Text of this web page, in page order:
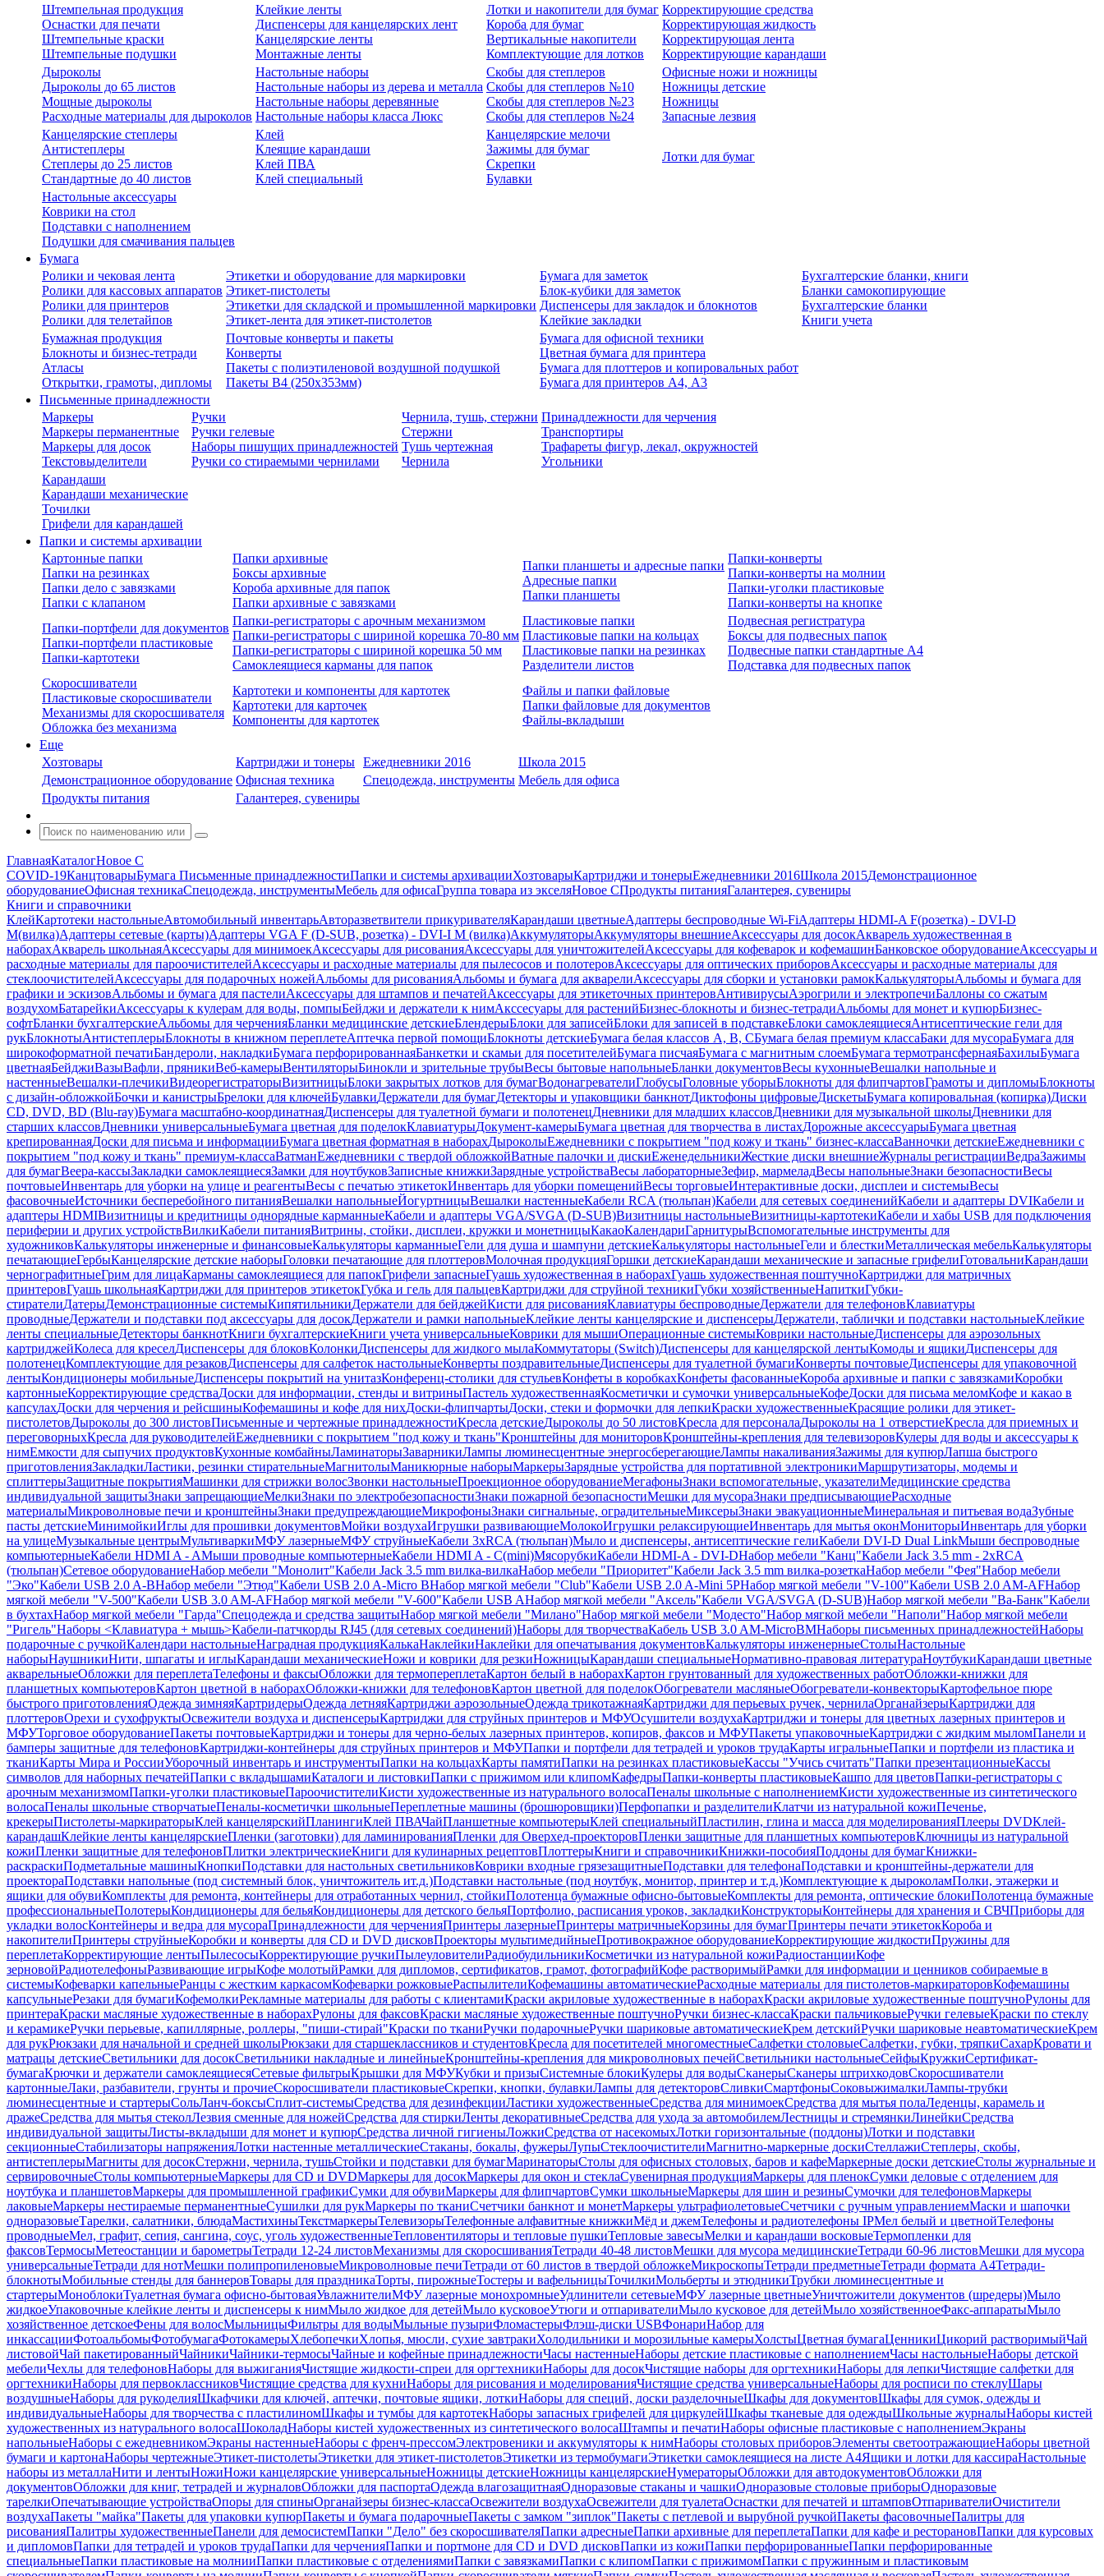
Штемпельная продукция
Оснастки для печати
Штемпельные краски
Штемпельные подушки
Клейкие ленты
Диспенсеры для канцелярских лент
Канцелярские ленты
Монтажные ленты
Лотки и накопители для бумаг
Короба для бумаг
Вертикальные накопители
Комплектующие для лотков
Корректирующие средства
Корректирующая жидкость
Корректирующая лента
Корректирующие карандаши
Дыроколы
Дыроколы до 65 листов
Мощные дыроколы
Расходные материалы для дыроколов
Настольные наборы
Настольные наборы из дерева и металла
Настольные наборы деревянные
Настольные наборы класса Люкс
Скобы для степлеров
Скобы для степлеров №10
Скобы для степлеров №23
Скобы для степлеров №24
Офисные ножи и ножницы
Ножницы детские
Ножницы
Запасные лезвия
Канцелярские степлеры
Антистеплеры
Степлеры до 25 листов
Стандартные до 40 листов
Клей
Клеящие карандаши
Клей ПВА
Клей специальный
Канцелярские мелочи
Зажимы для бумаг
Скрепки
Булавки
Лотки для бумаг
Настольные аксессуары
Коврики на стол
Подставки с наполнением
Подушки для смачивания пальцев
Бумага
Ролики и чековая лента
Ролики для кассовых аппаратов
Ролики для принтеров
Ролики для телетайпов
Этикетки и оборудование для маркировки
Этикет-пистолеты
Этикетки для складской и промышленной маркировки
Этикет-лента для этикет-пистолетов
Бумага для заметок
Блок-кубики для заметок
Диспенсеры для закладок и блокнотов
Клейкие закладки
Бухгалтерские бланки, книги
Бланки самокопирующие
Бухгалтерские бланки
Книги учета
Бумажная продукция
Блокноты и бизнес-тетради
Атласы
Открытки, грамоты, дипломы
Почтовые конверты и пакеты
Конверты
Пакеты с полиэтиленовой воздушной подушкой
Пакеты В4 (250х353мм)
Бумага для офисной техники
Цветная бумага для принтера
Бумага для плоттеров и копировальных работ
Бумага для принтеров А4, А3
Письменные принадлежности
Маркеры
Маркеры перманентные
Маркеры для досок
Текстовыделители
Ручки
Ручки гелевые
Наборы пишущих принадлежностей
Ручки со стираемыми чернилами
Чернила, тушь, стержни
Стержни
Тушь чертежная
Чернила
Принадлежности для черчения
Транспортиры
Трафареты фигур, лекал, окружностей
Угольники
Карандаши
Карандаши механические
Точилки
Грифели для карандашей
Папки и системы архивации
Картонные папки
Папки на резинках
Папки дело с завязками
Папки с клапаном
Папки архивные
Боксы архивные
Короба архивные для папок
Папки архивные с завязками
Папки планшеты и адресные папки
Адресные папки
Папки планшеты
Папки-конверты
Папки-конверты на молнии
Папки-уголки пластиковые
Папки-конверты на кнопке
Папки-портфели для документов
Папки-портфели пластиковые
Папки-картотеки
Папки-регистраторы с арочным механизмом
Папки-регистраторы с шириной корешка 70-80 мм
Папки-регистраторы с шириной корешка 50 мм
Самоклеящиеся карманы для папок
Пластиковые папки
Пластиковые папки на кольцах
Пластиковые папки на резинках
Разделители листов
Подвесная регистратура
Боксы для подвесных папок
Подвесные папки стандартные А4
Подставка для подвесных папок
Скоросшиватели
Пластиковые скоросшиватели
Механизмы для скоросшивателя
Обложка без механизма
Картотеки и компоненты для картотек
Картотеки для карточек
Компоненты для картотек
Файлы и папки файловые
Папки файловые для документов
Файлы-вкладыши
Еще
Хозтовары
Картриджи и тонеры Ежедневники 2016
Школа 2015
Демонстрационное оборудование Офисная техника Спецодежда, инструменты Мебель для офиса
Продукты питания
Галантерея, сувениры
ГлавнаяКаталогНовое С
COVID-19КанцтоварыБумага Письменные принадлежностиПапки и системы архивацииХозтоварыКартриджи и тонерыЕжедневники 2016Школа 2015Демонстрационное
оборудованиеОфисная техникаСпецодежда, инструментыМебель для офисаГруппа товара из экселяНовое СПродукты питанияГалантерея, сувениры
Книги и справочники
КлейКартотеки настольныеАвтомобильный инвентарьАвторазветвители прикуривателяКарандаши цветныеАдаптеры беспроводные Wi-FiАдаптеры HDMI-A F(розетка) - DVI-D
M(вилка)Адаптеры сетевые (карты)Адаптеры VGA F (D-SUB, розетка) - DVI-I M (вилка)АккумуляторыАккумуляторы внешниеАксессуары для досокАкварель художественная в
наборахАкварель школьнаяАксессуары для минимоекАксессуары для рисованияАксессуары для уничтожителейАксессуары для кофеварок и кофемашинБанковское оборудованиеАксессуары и
расходные материалы для пароочистителейАксессуары и расходные материалы для пылесосов и полотеровАксессуары для оптических приборовАксессуары и расходные материалы для
стеклоочистителейАксессуары для подарочных ножейАльбомы для рисованияАльбомы и бумага для акварелиАксессуары для сборки и установки рамокКалькуляторыАльбомы и бумага для
графики и эскизовАльбомы и бумага для пастелиАксессуары для штампов и печатейАксессуары для этикеточных принтеровАнтивирусыАэрогрили и электропечиБаллоны со сжатым
воздухомБатарейкиАксессуары к кулерам для воды, помпыБейджи и держатели к нимАкссесуары для растенийБизнес-блокноты и бизнес-тетрадиАльбомы для монет и купюрБизнес-
софтБланки бухгалтерскиеАльбомы для черченияБланки медицинские детскиеБлендерыБлоки для записейБлоки для записей в подставкеБлоки самоклеящиесяАнтисептические гели для
рукБлокнотыАнтистеплерыБлокноты в книжном переплетеАптечка первой помощиБлокноты детскиеБумага белая классов А, В, СБумага белая премиум классаБаки для мусораБумага для
широкоформатной печатиБандероли, накладкиБумага перфорированнаяБанкетки и скамьи для посетителейБумага писчаяБумага с магнитным слоемБумага термотрансфернаяБахилыБумага
цветнаяБейджиВазыВафли, пряникиВеб-камерыВентиляторыБинокли и зрительные трубыВесы бытовые напольныеБланки документовВесы кухонныеВешалки напольные и
настенныеВешалки-плечикиВидеорегистраторыВизитницыБлоки закрытых лотков для бумагВодонагревателиГлобусыГоловные уборыБлокноты для флипчартовГрамоты и дипломыБлокноты
с дизайн-обложкойБочки и канистрыБрелоки для ключейБулавкиДержатели для бумагДетекторы и упаковщики банкнотДиктофоны цифровыеДискетыБумага копировальная (копирка)Диски
CD, DVD, BD (Blu-ray)Бумага масштабно-координатнаяДиспенсеры для туалетной бумаги и полотенецДневники для младших классовДневники для музыкальной школыДневники для
старших классовДневники универсальныеБумага цветная для поделокКлавиатурыДокумент-камерыБумага цветная для творчества в листахДорожные аксессуарыБумага цветная
крепированнаяДоски для письма и информацииБумага цветная форматная в наборахДыроколыЕжедневники с покрытием "под кожу и ткань" бизнес-классаВанночки детскиеЕжедневники с
покрытием "под кожу и ткань" премиум-классаВатманЕжедневники с твердой обложкойВатные палочки и дискиЕженедельникиЖесткие диски внешниеЖурналы регистрацииВедраЗажимы
для бумагВеера-кассыЗакладки самоклеящиесяЗамки для ноутбуковЗаписные книжкиЗарядные устройстваВесы лабораторныеЗефир, мармеладВесы напольныеЗнаки безопасностиВесы
почтовыеИнвентарь для уборки на улице и реагентыВесы с печатью этикетокИнвентарь для уборки помещенийВесы торговыеИнтерактивные доски, дисплеи и системыВесы
фасовочныеИсточники бесперебойного питанияВешалки напольныеЙогуртницыВешалки настенныеКабели RCA (тюльпан)Кабели для сетевых соединенийКабели и адаптеры DVIКабели и
адаптеры HDMIВизитницы и кредитницы однорядные карманныеКабели и адаптеры VGA/SVGA (D-SUB)Визитницы настольныеВизитницы-картотекиКабели и хабы USB для подключения
периферии и других устройствВилкиКабели питанияВитрины, стойки, дисплеи, кружки и монетницыКакаоКалендариГарнитурыВспомогательные инструменты для
художниковКалькуляторы инженерные и финансовыеКалькуляторы карманныеГели для душа и шампуни детскиеКалькуляторы настольныеГели и блесткиМеталлическая мебельКалькуляторы
печатающиеГербыКанцелярские детские наборыГоловки печатающие для плоттеровМолочная продукцияГоршки детскиеКарандаши механические и запасные грифелиГотовальниКарандаши
чернографитныеГрим для лицаКарманы самоклеящиеся для папокГрифели запасныеГуашь художественная в наборахГуашь художественная поштучноКартриджи для матричных
принтеровГуашь школьнаяКартриджи для принтеров этикетокГубка и гель для пальцевКартриджи для струйной техникиГубки хозяйственныеНапиткиГубки-
стирателиДатерыДемонстрационные системыКипятильникиДержатели для бейджейКисти для рисованияКлавиатуры беспроводныеДержатели для телефоновКлавиатуры
проводныеДержатели и подставки под аксессуары для досокДержатели и рамки напольныеКлейкие ленты канцелярские и диспенсерыДержатели, таблички и подставки настольныеКлейкие
ленты специальныеДетекторы банкнотКниги бухгалтерскиеКниги учета универсальныеКоврики для мышиОперационные системыКоврики настольныеДиспенсеры для аэрозольных
картриджейКолеса для креселДиспенсеры для блоковКолонкиДиспенсеры для жидкого мылаКоммутаторы (Switch)Диспенсеры для канцелярской лентыКомоды и ящикиДиспенсеры для
полотенецКомплектующие для резаковДиспенсеры для салфеток настольныеКонверты поздравительныеДиспенсеры для туалетной бумагиКонверты почтовыеДиспенсеры для упаковочной
лентыКондиционеры мобильныеДиспенсеры покрытий на унитазКонференц-столики для стульевКонфеты в коробкахКонфеты фасованныеКороба архивные и папки с завязкамиКоробки
картонныеКорректирующие средстваДоски для информации, стенды и витриныПастель художественнаяКосметички и сумочки универсальныеКофеДоски для письма меломКофе и какао в
капсулахДоски для черчения и рейсшиныКофемашины и кофе для нихДоски-флипчартыДоски, стеки и формочки для лепкиКраски художественныеКрасящие ролики для этикет-
пистолетовДыроколы до 300 листовПисьменные и чертежные принадлежностиКресла детскиеДыроколы до 50 листовКресла для персоналаДыроколы на 1 отверстиеКресла для приемных и
переговорныхКресла для руководителейЕжедневники с покрытием "под кожу и ткань"Кронштейны для мониторовКронштейны-крепления для телевизоровКулеры для воды и аксессуары к
нимЕмкости для сыпучих продуктовКухонные комбайныЛаминаторыЗаварникиЛампы люминесцентные энергосберегающиеЛампы накаливанияЗажимы для купюрЛапша быстрого
приготовленияЗакладкиЛастики, резинки стирательныеМагнитолыМаникюрные наборыМаркерыЗарядные устройства для портативной электроникиМаршрутизаторы, модемы и
сплиттерыЗащитные покрытияМашинки для стрижки волосЗвонки настольныеПроекционное оборудованиеМегафоныЗнаки вспомогательные, указателиМедицинские средства
индивидуальной защитыЗнаки запрещающиеМелкиЗнаки по электробезопасностиЗнаки пожарной безопасностиМешки для мусораЗнаки предписывающиеРасходные
материалыМикроволновые печи и кронштейныЗнаки предупреждающиеМикрофоныЗнаки сигнальные, оградительныеМиксерыЗнаки эвакуационныеМинеральная и питьевая водаЗубные
пасты детскиеМинимойкиИглы для прошивки документовМойки воздухаИгрушки развивающиеМолокоИгрушки релаксирующиеИнвентарь для мытья оконМониторыИнвентарь для уборки
на улицеМузыкальные центрыМультиваркиМФУ лазерныеМФУ струйныеКабели 3xRCA (тюльпан)Мыло и диспенсеры, антисептические гелиКабели DVI-D Dual LinkМыши беспроводные
компьютерныеКабели HDMI A - AМыши проводные компьютерныеКабели HDMI A - C(mini)МясорубкиКабели HDMI-A - DVI-DНабор мебели "Канц"Кабели Jack 3.5 mm - 2xRCA
(тюльпан)Сетевое оборудованиеНабор мебели "Монолит"Кабели Jack 3.5 mm вилка-вилкаНабор мебели "Приоритет"Кабели Jack 3.5 mm вилка-розеткаНабор мебели "Фея"Набор мебели
"Эко"Кабели USB 2.0 A-BНабор мебели "Этюд"Кабели USB 2.0 A-Micro BНабор мягкой мебели "Club"Кабели USB 2.0 A-Mini 5PНабор мягкой мебели "V-100"Кабели USB 2.0 AM-AFНабор
мягкой мебели "V-500"Кабели USB 3.0 AM-AFНабор мягкой мебели "V-600"Кабели USB AНабор мягкой мебели "Аксель"Кабели VGA/SVGA (D-SUB)Набор мягкой мебели "Ва-Банк"Кабели
в бухтахНабор мягкой мебели "Гарда"Спецодежда и средства защитыНабор мягкой мебели "Милано"Набор мягкой мебели "Модесто"Набор мягкой мебели "Наполи"Набор мягкой мебели
"Ригель"Наборы <Клавиатура + мышь>Кабели-патчкорды RJ45 (для сетевых соединений)Наборы для творчестваКабель USB 3.0 AM-MicroBMНаборы письменных принадлежностейНаборы
подарочные с ручкойКалендари настольныеНаградная продукцияКалькаНаклейкиНаклейки для опечатывания документовКалькуляторы инженерныеСтолыНастольные
наборыНаушникиНити, шпагаты и иглыКарандаши механическиеНожи и коврики для резкиНожницыКарандаши специальныеНормативно-правовая литератураНоутбукиКарандаши цветные
акварельныеОбложки для переплетаТелефоны и факсыОбложки для термопереплетаКартон белый в наборахКартон грунтованный для художественных работОбложки-книжки для
планшетных компьютеровКартон цветной в наборахОбложки-книжки для телефоновКартон цветной для поделокОбогреватели масляныеОбогреватели-конвекторыКартофельное пюре
быстрого приготовленияОдежда зимняяКартридерыОдежда летняяКартриджи аэрозольныеОдежда трикотажнаяКартриджи для перьевых ручек, чернилаОрганайзерыКартриджи для
плоттеровОрехи и сухофруктыОсвежители воздуха и диспенсерыКартриджи для струйных принтеров и МФУОсушители воздухаКартриджи и тонеры для цветных лазерных принтеров и
МФУТорговое оборудованиеПакеты почтовыеКартриджи и тонеры для черно-белых лазерных принтеров, копиров, факсов и МФУПакеты упаковочныеКартриджи с жидким мыломПанели и
бамперы защитные для телефоновКартриджи-контейнеры для струйных принтеров и МФУПапки и портфели для тетрадей и уроков трудаКарты игральныеПапки и портфели из пластика и
тканиКарты Мира и РоссииУборочный инвентарь и инструментыПапки на кольцахКарты памятиПапки на резинках пластиковыеКассы "Учись считать"Папки презентационныеКассы
символов для наборных печатейПапки с вкладышамиКаталоги и листовкиПапки с прижимом или клипомКафедрыПапки-конверты пластиковыеКашпо для цветовПапки-регистраторы с
арочным механизмомПапки-уголки пластиковыеПароочистителиКисти художественные из натурального волосаПеналы школьные с наполнениемКисти художественные из синтетического
волосаПеналы школьные створчатыеПеналы-косметички школьныеПереплетные машины (брошюровщики)Перфопапки и разделителиКлатчи из натуральной кожиПеченье,
крекерыПистолеты-маркираторыКлей канцелярскийПланингиКлей ПВАЧайПланшетные компьютерыКлей специальныйПластилин, глина и масса для моделированияПлееры DVDКлей-
карандашКлейкие ленты канцелярскиеПленки (заготовки) для ламинированияПленки для Оверхед-проекторовПленки защитные для планшетных компьютеровКлючницы из натуральной
кожиПленки защитные для телефоновПлитки электрическиеКниги для кулинарных рецептовПлоттерыКниги и справочникиКнижки-пособияПоддоны для бумагКнижки-
раскраскиПодметальные машиныКнопкиПодставки для настольных светильниковКоврики входные грязезащитныеПодставки для телефонаПодставки и кронштейны-держатели для
проектораПодставки напольные (под системный блок, уничтожитель ит.д.)Подставки настольные (под ноутбук, монитор, принтер и т.д.)Комплектующие к дыроколамПолки, этажерки и
ящики для обувиКомплекты для ремонта, контейнеры для отработанных чернил, стойкиПолотенца бумажные офисно-бытовыеКомплекты для ремонта, оптические блокиПолотенца бумажные
профессиональныеПолотерыКондиционеры для бельяКондиционеры для детского бельяПортфолио, расписания уроков, закладкиКонструкторыКонтейнеры для хранения и СВЧПриборы для
укладки волосКонтейнеры и ведра для мусораПринадлежности для черченияПринтеры лазерныеПринтеры матричныеКорзины для бумагПринтеры печати этикетокКороба и
накопителиПринтеры струйныеКоробки и конверты для CD и DVD дисковПроекторы мультимедийныеПротивокражное оборудованиеКорректирующие жидкостиПружины для
переплетаКорректирующие лентыПылесосыКорректирующие ручкиПылеуловителиРадиобудильникиКосметички из натуральной кожиРадиостанцииКофе
зерновойРадиотелефоныРазвивающие игрыКофе молотыйРамки для дипломов, сертификатов, грамот, фотографийКофе растворимыйРамки для информации и ценников собираемые в
системыКофеварки капельныеРанцы с жестким каркасомКофеварки рожковыеРаспылителиКофемашины автоматическиеРасходные материалы для пистолетов-маркираторовКофемашины
капсульныеРезаки для бумагиКофемолкиРекламные материалы для работы с клиентамиКраски акриловые художественные в наборахКраски акриловые художественные поштучноРулоны для
принтераКраски масляные художественные в наборахРулоны для факсовКраски масляные художественные поштучноРучки бизнес-классаКраски пальчиковыеРучки гелевыеКраски по стеклу
и керамикеРучки перьевые, капиллярные, роллеры, "пиши-стирай"Краски по тканиРучки подарочныеРучки шариковые автоматическиеКрем детскийРучки шариковые неавтоматическиеКрем
для рукРюкзаки для начальной и средней школыРюкзаки для старшеклассников и студентовКресла для посетителей многоместныеСалфетки столовыеСалфетки, губки, тряпкиСахарКровати и
матрацы детскиеСветильники для досокСветильники накладные и линейныеКронштейны-крепления для микроволновых печейСветильники настольныеСейфыКружкиСертификат-
бумагаКрючки и держатели самоклеящиесяСетевые фильтрыКрышки для МФУКубки и призыСистемные блокиКулеры для водыСканерыСканеры штрихкодовСкоросшиватели
картонныеЛаки, разбавители, грунты и прочиеСкоросшиватели пластиковыеСкрепки, кнопки, булавкиЛампы для детекторовСливкиСмартфоныСоковыжималкиЛампы-трубки
люминесцентные и стартерыСольЛанч-боксыСплит-системыСредства для дезинфекцииЛастики художественныеСредства для минимоекСредства для мытья полаЛеденцы, карамель и
дражеСредства для мытья стеколЛезвия сменные для ножейСредства для стиркиЛенты декоративныеСредства для ухода за автомобилемЛестницы и стремянкиЛинейкиСредства
индивидуальной защитыЛисты-вкладыши для монет и купюрСредства личной гигиеныЛожкиСредства от насекомыхЛотки горизонтальные (поддоны)Лотки и подставки
секционныеСтабилизаторы напряженияЛотки настенные металлическиеСтаканы, бокалы, фужерыЛупыСтеклоочистителиМагнитно-маркерные доскиСтеллажиСтеплеры, скобы,
антистеплерыМагниты для досокСтержни, чернила, тушьСтойки и подставки для бумагМаринаторыСтолы для офисных столовых, баров и кафеМаркерные доски детскиеСтолы журнальные и
сервировочныеСтолы компьютерныеМаркеры для CD и DVDМаркеры для досокМаркеры для окон и стеклаСувенирная продукцияМаркеры для пленокСумки деловые с отделением для
ноутбука и планшетовМаркеры для промышленной графикиСумки для обувиМаркеры для флипчартовСумки школьныеМаркеры для шин и резиныСумочки для телефоновМаркеры
лаковыеМаркеры нестираемые перманентныеСушилки для рукМаркеры по тканиСчетчики банкнот и монетМаркеры ультрафиолетовыеСчетчики с ручным управлениемМаски и шапочки
одноразовыеТарелки, салатники, блюдаМастихиныТекстмаркерыТелевизорыТелефонные алфавитные книжкиМёд и джемТелефоны и радиотелефоны IPМел белый и цветнойТелефоны
проводныеМел, графит, сепия, сангина, соус, уголь художественныеТепловентиляторы и тепловые пушкиТепловые завесыМелки и карандаши восковыеТермопленки для
факсовТермосыМетеостанции и барометрыТетради 12-24 листовМеханизмы для скоросшиванияТетради 40-48 листовМешки для мусора медицинскиеТетради 60-96 листовМешки для мусора
универсальныеТетради для нотМешки полипропиленовыеМикроволновые печиТетради от 60 листов в твердой обложкеМикроскопыТетради предметныеТетради формата А4Тетради-
блокнотыМобильные стенды для баннеровТовары для праздникаТорты, пирожныеТостеры и вафельницыТочилкиМольберты и этюдникиТрубки люминесцентные и
стартерыМоноблокиТуалетная бумага офисно-бытоваяУвлажнителиМФУ лазерные монохромныеУдлинители сетевыеМФУ лазерные цветныеУничтожители документов (шредеры)Мыло
жидкоеУпаковочные клейкие ленты и диспенсеры к нимМыло жидкое для детейМыло кусковоеУтюги и отпаривателиМыло кусковое для детейМыло хозяйственноеФакс-аппаратыМыло
хозяйственное детскоеФены для волосМыльницыФильтры для водыМыльные пузыриФломастерыФлэш-диски USBФонариНабор для
инкассацииФотоальбомыФотобумагаФотокамерыХлебопечкиХлопья, мюсли, сухие завтракиХолодильники и морозильные камерыХолстыЦветная бумагаЦенникиЦикорий растворимыйЧай
листовойЧай пакетированныйЧайникиЧайники-термосыЧайные и кофейные принадлежностиЧасы настенныеНаборы детские пластиковые с наполнениемЧасы настольныеНаборы детской
мебелиЧехлы для телефоновНаборы для выжиганияЧистящие жидкости-спреи для оргтехникиНаборы для досокЧистящие наборы для оргтехникиНаборы для лепкиЧистящие салфетки для
оргтехникиНаборы для первоклассниковЧистящие средства для кухниНаборы для рисования и моделированияЧистящие средства универсальныеНаборы для росписи по стеклуШары
воздушныеНаборы для рукоделияШкафчики для ключей, аптечки, почтовые ящики, лоткиНаборы для специй, доски разделочныеШкафы для документовШкафы для сумок, одежды и
индивидуальныеНаборы для творчества с пластилиномШкафы и тумбы для картотекНаборы запасных грифелей для циркулейШкафы тканевые для одеждыШкольные журналыНаборы кистей
художественных из натурального волосаШоколадНаборы кистей художественных из синтетического волосаШтампы и печатиНаборы офисные пластиковые с наполнениемЭкраны
напольныеНаборы с ежедневникомЭкраны настенныеНаборы с френч-прессомЭлектровеники и аккумуляторы к нимНаборы столовых приборовЭлементы светоотражающиеНаборы цветной
бумаги и картонаНаборы чертежныеЭтикет-пистолетыЭтикетки для этикет-пистолетовЭтикетки из термобумагиЭтикетки самоклеящиеся на листе А4Ящики и лотки для кассираНастольные
наборы из металлаНити и лентыНожиНожи канцелярские универсальныеНожницы детскиеНожницы канцелярскиеНумераторыОбложки для автодокументовОбложки для
документовОбложки для книг, тетрадей и журналовОбложки для паспортаОдежда влагозащитнаяОдноразовые стаканы и чашкиОдноразовые столовые приборыОдноразовые
тарелкиОпечатывающие устройстваОпоры для спиныОрганайзеры бизнес-классаОсвежители воздухаОсвежители для туалетаОснастки для печатей и штамповОтпаривателиОчистители
воздухаПакеты "майка"Пакеты для упаковки купюрПакеты и бумага подарочныеПакеты с замком "зиплок"Пакеты с петлевой и вырубной ручкойПакеты фасовочныеПалитры для
рисованияПалитры художественныеПанели для демосистемПапки "Дело" без скоросшивателяПапки адресныеПапки архивные для переплетаПапки для кафе и ресторановПапки для курсовых
и дипломовПапки для тетрадей и уроков трудаПапки для черченияПапки и портмоне для CD и DVD дисковПапки из кожиПапки перфорированныеПапки перфорированные
специальныеПапки пластиковые на молнииПапки пластиковые с отделениямиПапки с завязкамиПапки с клипомПапки с прижимомПапки с пружинным и пластиковым